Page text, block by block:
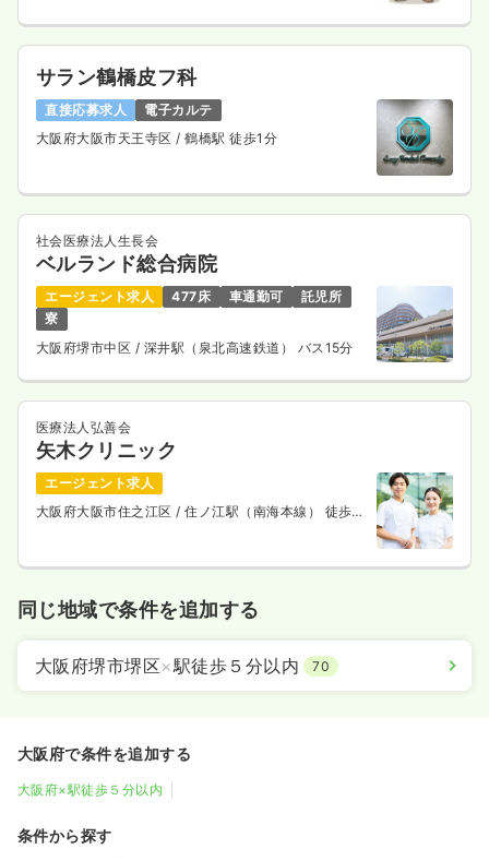
サラン鶴橋皮フ科
直接応募求人
電子カルテ
大阪府大阪市天王寺区/ 鶴橋駅 徒歩1分
社会医療法人生長会
ベルランド総合病院
エージェント求人 477床 車通勤可
託児所
寮
大阪府堺市中区 / 深井駅（泉北高速鉄道） バス15分
医療法人弘善会
矢木クリニック
エージェント求人
大阪府大阪市住之江区/ 住ノ江駅（南海本線） 徒歩4
同じ地域で条件を追加する
大阪府堺市堺区×駅徒歩５分以内 70
大阪府で条件を追加する
大阪府×駅徒歩５分以内
条件から探す